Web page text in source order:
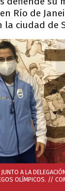
Río de
la ciudad de
A LA
OLÍMPICOS. //